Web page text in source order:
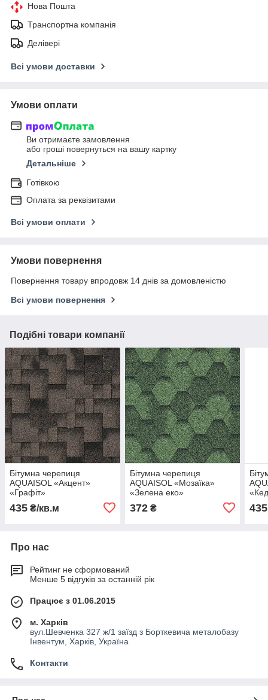
Нова Пошта
Транспортна компанія
Делівері
Всі умови доставки
Умови оплати
Ви отримаєте замовлення
або гроші повернуться на вашу картку
Детальніше
Готівкою
Оплата за реквізитами
Всі умови оплати
Умови повернення
Повернення товару впродовж 14 днів за домовленістю
Всі умови повернення
Подібні товари компанії
Бітумна черепиця
AQUAISOL «Акцент»
«Графіт»
435 ₴/кв.м
Бітумна черепиця
AQUAISOL «Мозаїка»
«Зелена еко»
372₴ 435
Про нас
Рейтинг не сформований
Менше 5 відгуків за останній рік
Працює з 01.06.2015
м. Харків
вул.Шевченка 327 ж/1 заїзд з Борткевича металобазу
Інвентум, Харків, Україна
Контакти